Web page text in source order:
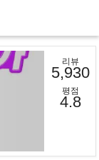
리뷰
5,930
평점
4.8